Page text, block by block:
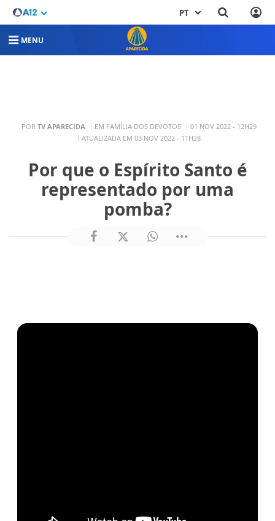
PT
MENU
POR TV APARECIDA EM FAMÍLIA DOS DEVOTOS
01 NOV 2022 - 12H29
ATUALIZADA EM 03 NOV 2022 - 11H28
Por que o Espírito Santo é
representado por uma
pomba?